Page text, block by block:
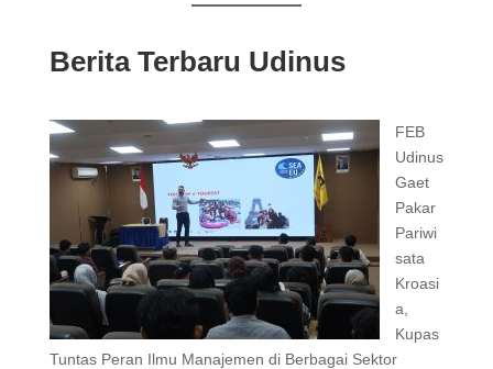
Berita Terbaru Udinus
FEB
Udinus
Gaet
Pakar
Pariwi
sata
Kroasi
a,
Kupas
Tuntas Peran Ilmu Manajemen di Berbagai Sektor